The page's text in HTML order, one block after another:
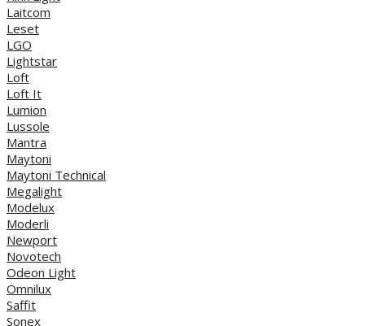
Laitcom
Leset
LGO
Lightstar
Loft
Loft It
Lumion
Lussole
Mantra
Maytoni
Maytoni Technical
Megalight
Modelux
Moderli
Newport
Novotech
Odeon Light
Omnilux
Saffit
Sonex